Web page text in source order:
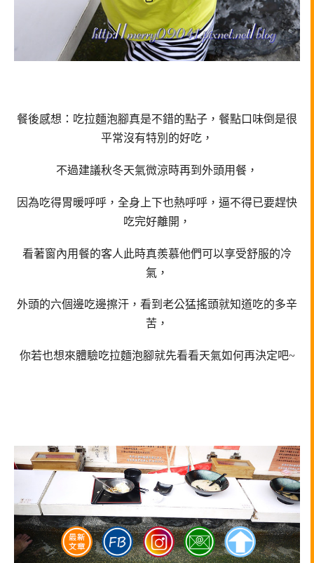
餐後感想：吃拉麵泡腳真是不錯的點子，餐點口味倒是很
平常沒有特別的好吃，
不過建議秋冬天氣微涼時再到外頭用餐，
因為吃得胃暖呼呼，全身上下也熱呼呼，逼不得已要趕快
吃完好離開，
看著窗內用餐的客人此時真羨慕他們可以享受舒服的冷
氣，
外頭的六個邊吃邊擦汗，看到老公猛搖頭就知道吃的多辛
苦，
你若也想來體驗吃拉麵泡腳就先看看天氣如何再決定吧~